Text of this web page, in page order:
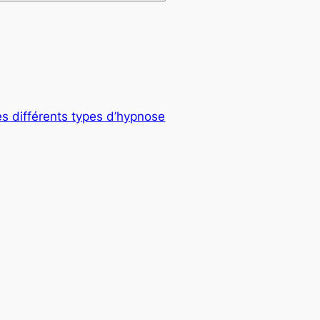
différents types d’hypnose